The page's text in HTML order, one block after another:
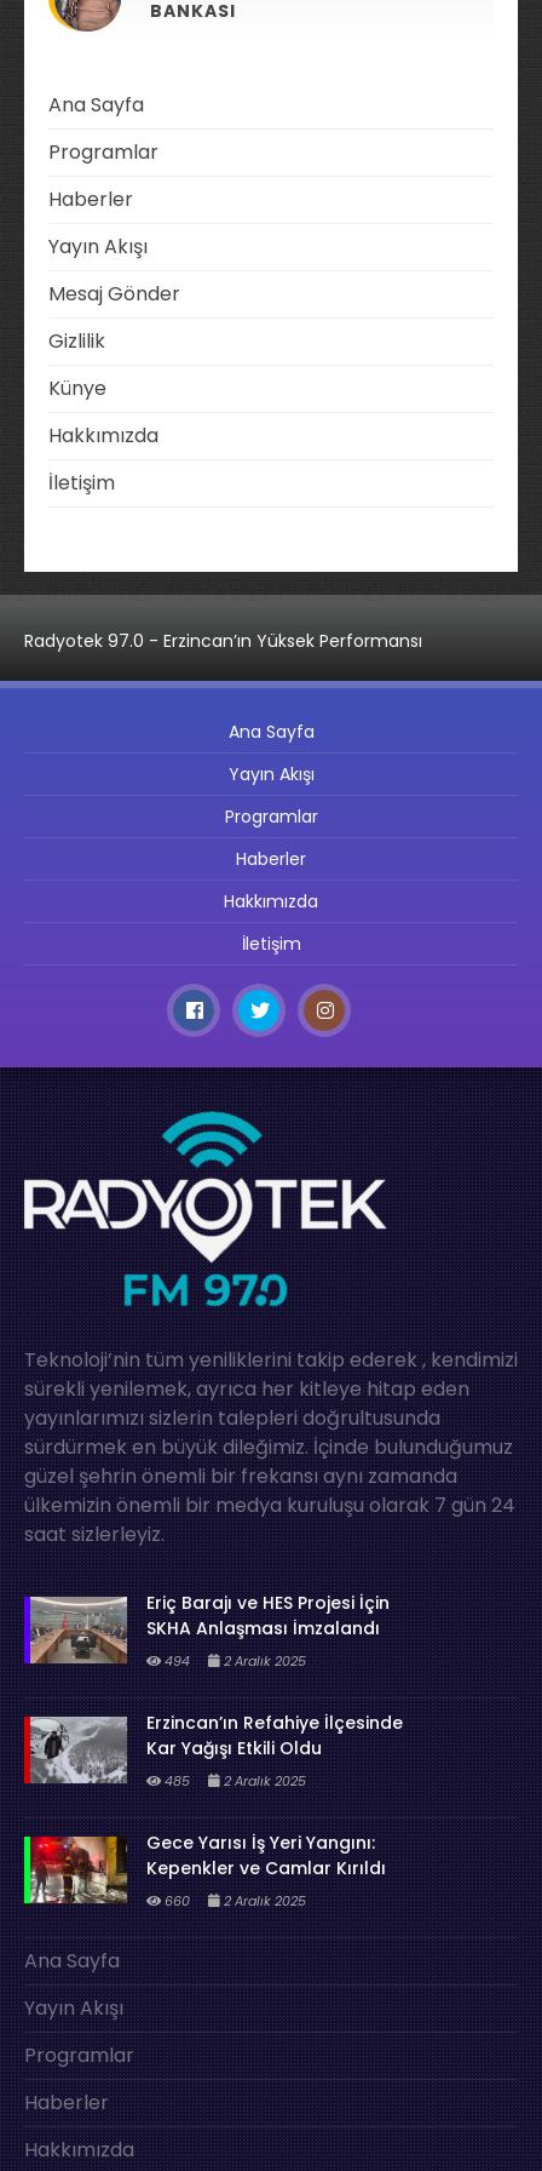
BANKASI
Ana Sayfa
Programlar
Haberler
Yayın Akışı
Mesaj Gönder
Gizlilik
Künye
Hakkımızda
İletişim
Radyotek 97.0 - Erzincan’ın Yüksek Performansı
Ana Sayfa
Yayın Akışı
Programlar
Haberler
Hakkımızda
İletişim
Teknoloji’nin tüm yeniliklerini takip ederek , kendimizi
sürekli yenilemek, ayrıca her kitleye hitap eden
yayınlarımızı sizlerin talepleri doğrultusunda
sürdürmek en büyük dileğimiz. İçinde bulunduğumuz
güzel şehrin önemli bir frekansı aynı zamanda
ülkemizin önemli bir medya kuruluşu olarak 7 gün 24
saat sizlerleyiz.
Eriç Barajı ve HES Projesi İçin
SKHA Anlaşması İmzalandı
494 2 Aralık 2025
Erzincan’ın Refahiye İlçesinde
Kar Yağışı Etkili Oldu
485 2 Aralık 2025
Gece Yarısı İş Yeri Yangını:
Kepenkler ve Camlar Kırıldı
660 2 Aralık 2025
Ana Sayfa
Yayın Akışı
Programlar
Haberler
Hakkımızda